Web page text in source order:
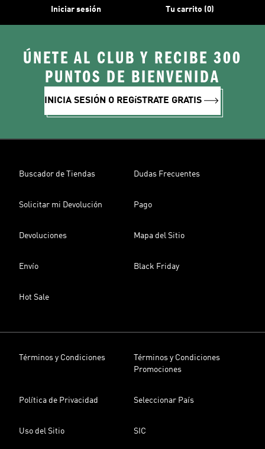
Iniciar sesión Tu carrito (0)
ÚNETE AL CLUB Y RECIBE 300
PUNTOS DE BIENVENIDA
INICIA SESIÓN O REGíSTRATE GRATIS
Buscador de Tiendas Dudas Frecuentes
Solicitar mi Devolución Pago
Devoluciones Mapa del Sitio
Envío Black Friday
Hot Sale
Términos y Condiciones
Términos y Condiciones
Promociones
Política de Privacidad Seleccionar País
Uso del Sitio SIC